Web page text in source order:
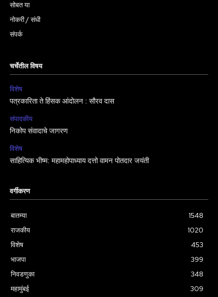
सोबत या
नोकरी / संधी
संपर्क
चर्चेतील विषय
विशेष
पत्रकारिता ते हिंसक आंदोलन : सौरव दास
संपादकीय
निकोप संवादाचे जागरण
विशेष
साहित्यिक भीष्म: महामहोपाध्याय दत्तो वामन पोतदार जयंती
वर्गीकरण
बातम्या
1548
राजकीय
1020
विशेष
453
भाजपा
399
निवडणुका
348
महामुंबई
309